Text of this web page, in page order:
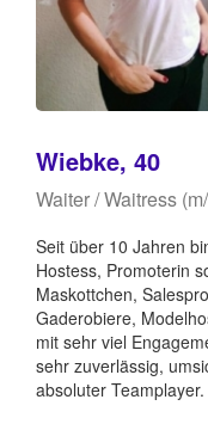
Wiebke, 40
Waiter / Waitress
Seit über 10 Jahren
Hostess, Promoterin
Maskottchen,
Gaderobiere,
mit sehr viel
sehr zuverlässig,
absoluter Teamplayer.